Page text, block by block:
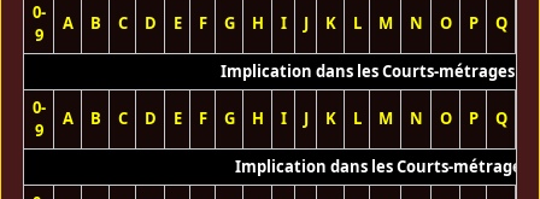
0-
9
A B C D E F G H I J K L M N O P Q
Implication dans les Courts-métrages
0-
9
A B C D E F G H I J K L M N O P Q
Implication dans les Courts-métrages